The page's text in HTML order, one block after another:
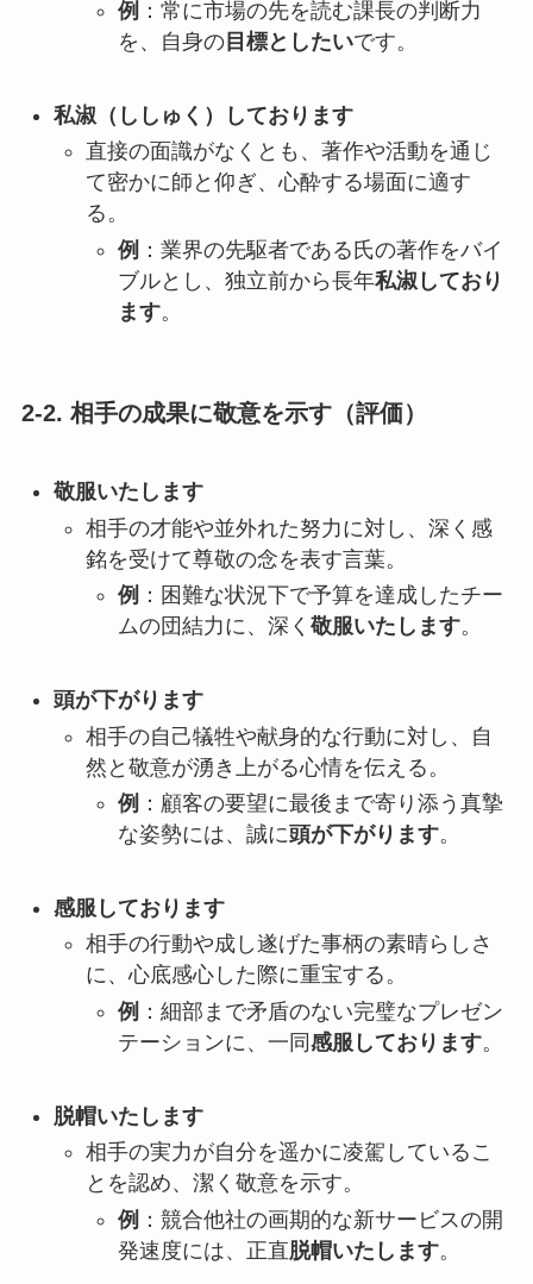
例 ：常に市場の先を読む課長の判断力
を、自身の目標としたいです。
私淑（ししゅく）しております
直接の面識がなくとも、著作や活動を通じ
て密かに師と仰ぎ、心酔する場面に適す
る。
例 ：業界の先駆者である氏の著作をバイ
ブルとし、独立前から長年私淑しており
ます。
2-2. 相手の成果に敬意を示す（評価）
敬服いたします
相手の才能や並外れた努力に対し、深く感
銘を受けて尊敬の念を表す言葉。
例 ：困難な状況下で予算を達成したチー
ムの団結力に、深く 敬服いたします。
頭が下がります
相手の自己犠牲や献身的な行動に対し、自
然と敬意が湧き上がる心情を伝える。
例 ：顧客の要望に最後まで寄り添う真摯
な姿勢には、誠に頭が下がります。
感服しております
相手の行動や成し遂げた事柄の素晴らしさ
に、心底感心した際に重宝する。
例 ：細部まで矛盾のない完璧なプレゼン
テーションに、一同感服しております。
脱帽いたします
相手の実力が自分を遥かに凌駕しているこ
とを認め、潔く敬意を示す。
例 ：競合他社の画期的な新サービスの開
発速度には、正直脱帽いたします。